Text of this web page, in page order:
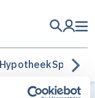
Sparen
account?